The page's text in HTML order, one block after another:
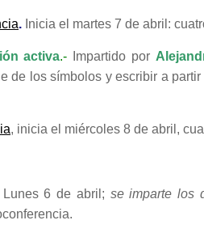
. Inicia el martes 7 de abril:
activa.- Impartido por
de los símbolos y escribir a
, inicia el miércoles 8 de abril,
Lunes 6 de abril; se imparte los